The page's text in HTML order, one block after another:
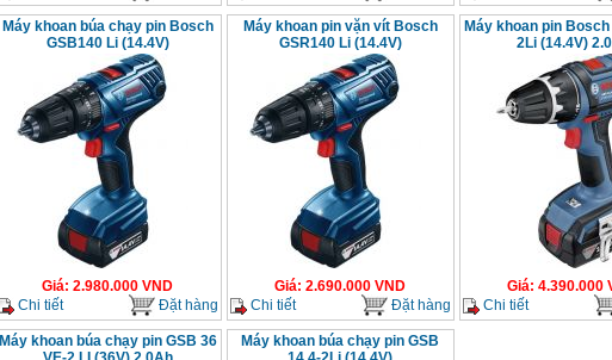
Máy khoan búa chạy pin Bosch
GSB140 Li (14.4V)
Giá: 2.980.000 VND
Chi tiết
Đặt hàng
Máy khoan pin vặn vít Bosch
GSR140 Li (14.4V)
Giá: 2.690.000 VND
Chi tiết
Đặt hàng
Máy khoan pin Bosch
2Li (14.4V)
Giá: 4.390.000
Chi tiết
Máy khoan búa chạy pin GSB 36
Máy khoan búa chạy pin GSB